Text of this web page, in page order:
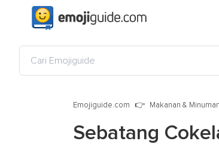
Emojiguide.com Makanan & Minuman
Sebatang